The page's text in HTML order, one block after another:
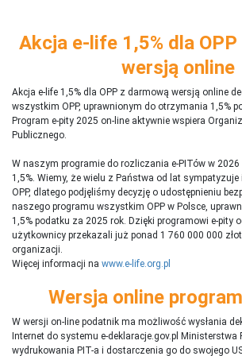
Akcja e-life 1,5% dla
wersją online
Akcja e-life 1,5% dla OPP z darmową wersją online
wszystkim OPP, uprawnionym do otrzymania 1,5%
Program e-pity 2025 on-line aktywnie wspiera
Publicznego.
W naszym programie do rozliczania e-PITów w
1,5%. Wiemy, że wielu z Państwa od lat sympatyzuje
OPP, dlatego podjęliśmy decyzję o udostępnieniu
naszego programu wszystkim OPP w Polsce,
1,5% podatku za 2025 rok. Dzięki programowi e-pity
użytkownicy przekazali już ponad 1 760 000 000
organizacji.
Więcej informacji na www.e-life.org.pl
Wersja online
W wersji on-line podatnik ma możliwość wysłania
Internet do systemu e-deklaracje.gov.pl Ministerstwa
wydrukowania PIT-a i dostarczenia go do swojego